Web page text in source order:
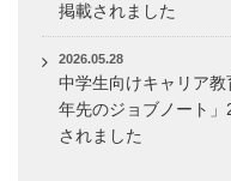
掲載されました
2026.05.28
中学生向けキャリア
年先のジョブノート
されました